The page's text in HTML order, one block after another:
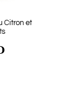
Citron et